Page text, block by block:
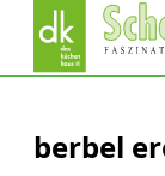
berbel